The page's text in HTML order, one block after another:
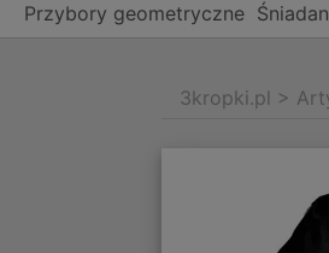
Przybory geometryczne
3kropki.pl >